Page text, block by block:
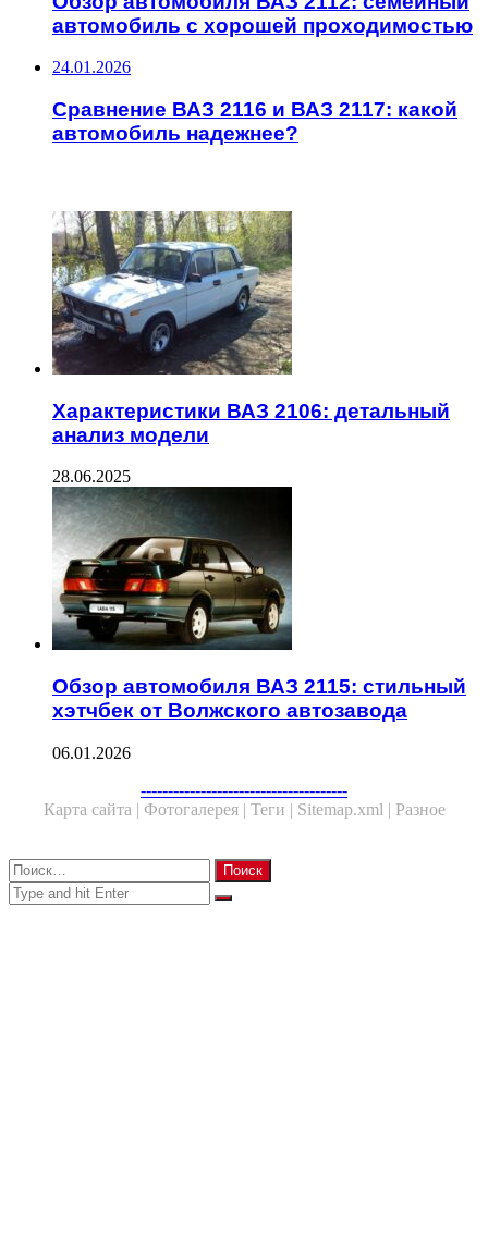
автомобиль с хорошей проходимостью
24.01.2026
Сравнение ВАЗ 2116 и ВАЗ 2117: какой
автомобиль надежнее?
Характеристики ВАЗ 2106: детальный
анализ модели
28.06.2025
Обзор автомобиля ВАЗ 2115: стильный
хэтчбек от Волжского автозавода
06.01.2026
--------------------------------------
Карта сайта | Фотогалерея | Теги | Sitemap.xml | Разное
Close
Найти:
Close
Search